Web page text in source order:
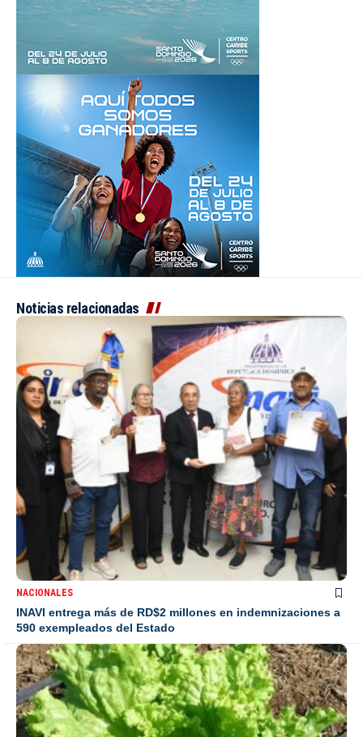
Noticias relacionadas
NACIONALES
INAVI entrega más de RD$2 millones en indemnizaciones a
590 exempleados del Estado